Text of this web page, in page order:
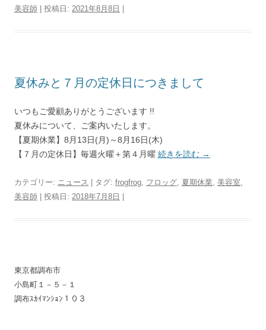
美容師 | 投稿日: 2021年8月8日
夏休みと７月の定休日につきまして
いつもご愛顧ありがとうございます !!
夏休みについて、ご案内いたします。
【夏期休業】8月13日(月)～8月16日(木)
【７月の定休日】毎週火曜＋第４月曜 続きを読む →
カテゴリー: ニュース | タグ: frogfrog, フロッグ, 夏期休業, 美容室,
美容師 | 投稿日: 2018年7月8日
東京都調布市
小島町１－５－１
調布ｽｶｲﾏﾝｼｮﾝ１０３